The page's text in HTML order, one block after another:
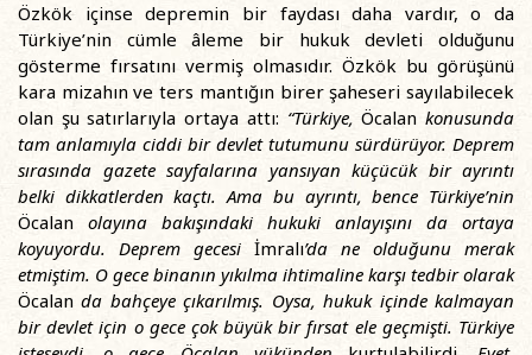
Özkök içinse depremin bir faydası daha vardır, o da
Türkiye’nin cümle âleme bir hukuk devleti olduğunu
gösterme fırsatını vermiş olmasıdır. Özkök bu görüşünü
kara mizahın ve ters mantığın birer şaheseri sayılabilecek
olan şu satırlarıyla ortaya attı: “Türkiye,Öcalan konusunda
tam anlamıyla ciddi bir devlet tutumunu sürdürüyor. Deprem
sırasında gazete sayfalarına yansıyan küçücük bir ayrıntı
belki dikkatlerden kaçtı. Ama bu ayrıntı, bence Türkiye’nin
Öcalan olayına bakışındaki hukuki anlayışını da ortaya
koyuyordu. Deprem gecesi İmralı’da ne olduğunu merak
etmiştim. O gece binanın yıkılma ihtimaline karşı tedbir olarak
Öcalan da bahçeye çıkarılmış. Oysa, hukuk içinde kalmayan
bir devlet için o gece çok büyük bir fırsat ele geçmişti. Türkiye